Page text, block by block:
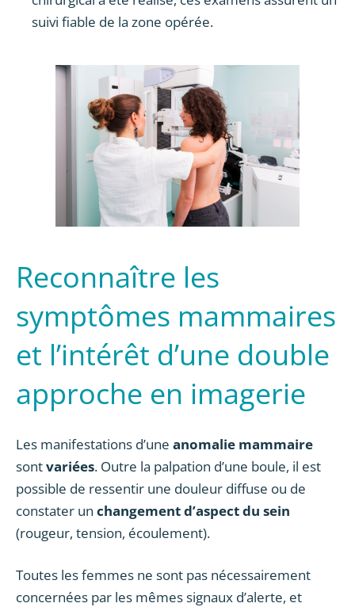
suivi fiable de la zone opérée.
Reconnaître les
symptômes mammaires
et l’intérêt d’une double
approche en imagerie
Les manifestations d’une anomalie mammaire
sontvariées. Outre la palpation d’une boule, il est
possible de ressentir une douleur diffuse ou de
constater un changement d’aspect du sein
(rougeur, tension, écoulement).
Toutes les femmes ne sont pas nécessairement
concernées par les mêmes signaux d’alerte, et